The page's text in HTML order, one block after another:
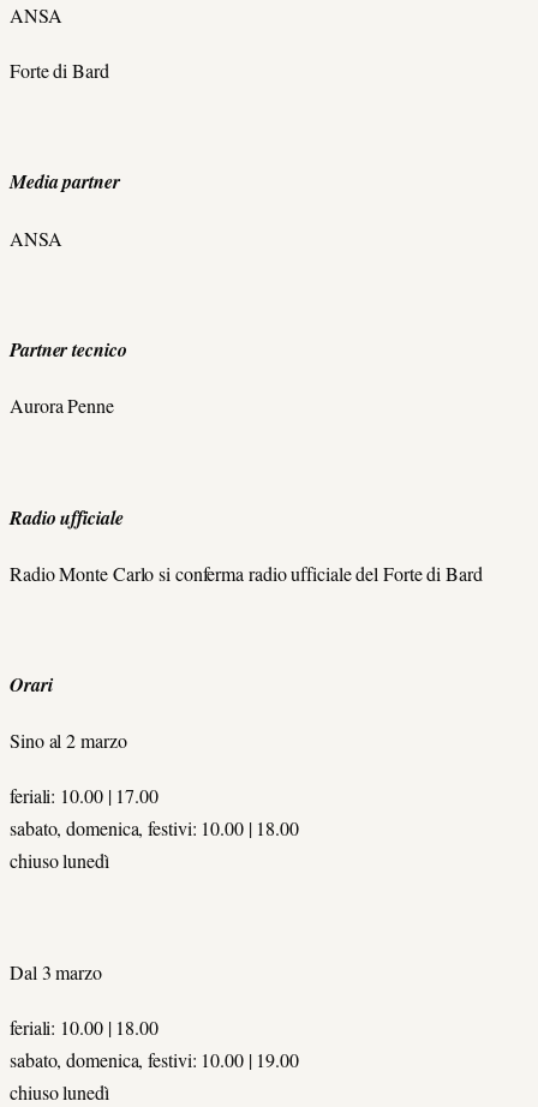
ANSA
Forte di Bard
Media partner
ANSA
Partner tecnico
Aurora Penne
Radio ufficiale
Radio Monte Carlo si conferma radio ufficiale del Forte di Bard
Orari
Sino al 2 marzo
feriali: 10.00 | 17.00
sabato, domenica, festivi: 10.00 | 18.00
chiuso lunedì
Dal 3 marzo
feriali: 10.00 | 18.00
sabato, domenica, festivi: 10.00 | 19.00
chiuso lunedì